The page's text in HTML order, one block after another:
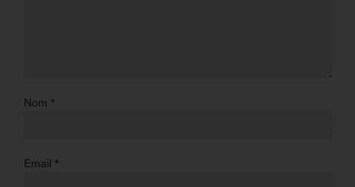
Nom *
Email *